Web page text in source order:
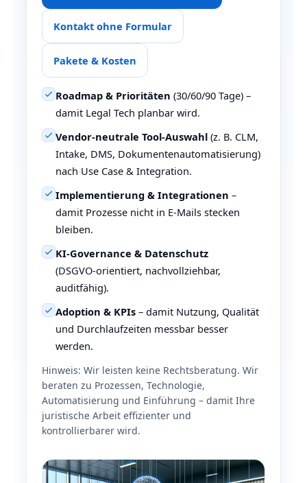
Kontakt ohne Formular
Pakete & Kosten
Roadmap & Prioritäten (30/60/90 Tage) –
damit Legal Tech planbar wird.
Vendor‑neutrale Tool‑Auswahl (z. B. CLM,
Intake, DMS, Dokumentenautomatisierung)
nach Use Case & Integration.
Implementierung & Integrationen –
damit Prozesse nicht in E‑Mails stecken
bleiben.
KI‑Governance & Datenschutz
(DSGVO‑orientiert, nachvollziehbar,
auditfähig).
Adoption & KPIs – damit Nutzung, Qualität
und Durchlaufzeiten messbar besser
werden.
Hinweis: Wir leisten keine Rechtsberatung. Wir
beraten zu Prozessen, Technologie,
Automatisierung und Einführung – damit Ihre
juristische Arbeit effizienter und
kontrollierbarer wird.